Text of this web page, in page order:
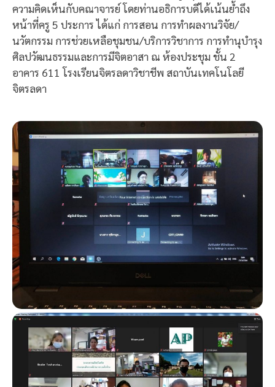
ความคิดเห็นกับคณาจารย์ โดยท่านอธิการบดีได้เน้นย้ำถึง
หน้าที่ครู 5 ประการ ได้แก่ การสอน การทำผลงานวิจัย/
นวัตกรรม การช่วยเหลือชุมชน/บริการวิชาการ การทำนุบำรุง
ศิลปวัฒนธรรมและการมีจิตอาสา ณ ห้องประชุม ชั้น 2
อาคาร 611 โรงเรียนจิตรลดาวิชาชีพ สถาบันเทคโนโลยี
จิตรลดา